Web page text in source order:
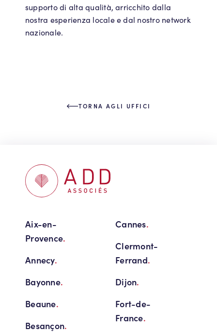
supporto di alta qualità, arricchito dalla
nostra esperienza locale e dal nostro network
nazionale.
TORNA AGLI UFFICI
Aix-en-
Provence.
Annecy.
Bayonne.
Beaune.
Besançon.
Cannes.
Clermont-
Ferrand.
Dijon.
Fort-de-
France.